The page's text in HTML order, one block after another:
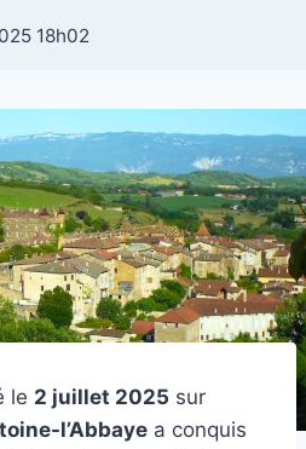
18h02
le 2 juillet 2025 sur
l’Abbaye a conquis